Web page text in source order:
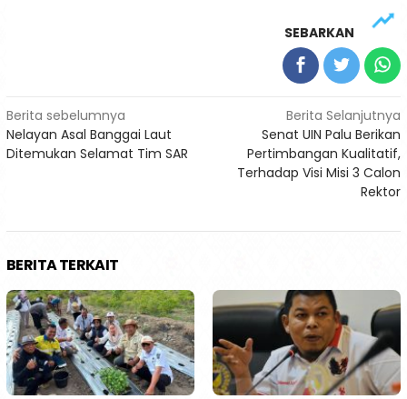
SEBARKAN
Navigasi
pos
Berita sebelumnya
Nelayan Asal Banggai Laut
Ditemukan Selamat Tim SAR
Berita Selanjutnya
Senat UIN Palu Berikan
Pertimbangan Kualitatif,
Terhadap Visi Misi 3 Calon
Rektor
BERITA TERKAIT